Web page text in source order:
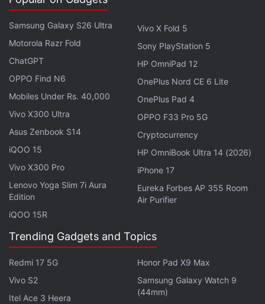
4जी LTE, वाई-फाई 7, ब्लूटूथ 5.4, जीपीएस, यूएसबी टाइप-सी पोर्ट
और एनएफसी शामिल है। यह फोन IP65 रेटिंग से लैस है, जिससे धूल
चौड़ाई 75.8 मिमी, मोटाई 9.15 मिमी और वजन 220 ग्राम है।
लेटेस्ट टेक न्यूज़, और लोकप्रियमोबाइल पर मिलने वाले
एक्सक्लूसिव ऑफर के लिए गैजेट्स 360एंड्रॉयड ऐप डाउनलोड करें और
हमेंगूगल समाचारपर फॉलो करें।
OnePlus 12 Deal, OnePlus 12 Price
Samsung Galaxy S26 Ultra
Motorola Razr Fold
ChatGPT
OPPO Find N6
Mobiles Under Rs. 40,000
Vivo X300 Ultra
Asus Zenbook S14
iQOO 15
Vivo X300 Pro
Lenovo Yoga Slim 7i Aura
Edition
iQOO 15R
Vivo X Fold 5
Sony PlayStation 5
HP OmniPad 12
OnePlus Nord CE 6 Lite
OnePlus Pad 4
OPPO F33 Pro 5G
Cryptocurrency
HP OmniBook Ultra 14 (2026)
iPhone 17
Eureka Forbes AP 355 Room
Air Purifier
Trending Gadgets and Topics
Redmi 17 5G
Vivo S2
Itel Ace 3 Heera
Honor Pad X9 Max
Samsung Galaxy Watch 9
(44mm)